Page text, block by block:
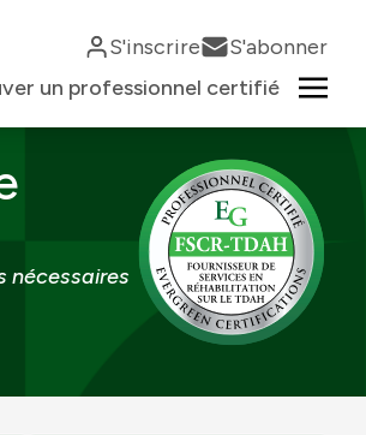
S'inscrire
S'abonner
un professionnel certifié
nécessaires